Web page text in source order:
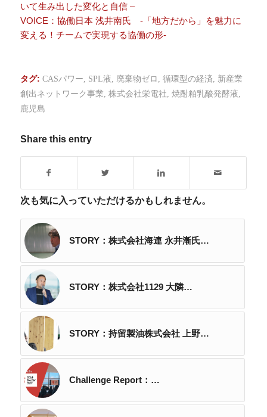
いて生み出した変化と自信 –
VOICE：協働日本 浅井南氏 -「地方だから」を魅力に
変える！チームで実現する協働の形-
タグ: CASパワー, SPL液, 廃棄物ゼロ , 循環型の経済, 新産業
創出ネットワーク事業, 株式会社栄電社, 焼酎粕乳酸発酵液,
鹿児島
Share this entry
次も気に入っていただけるかもしれません。
STORY：株式会社海連 永井漸氏…
STORY：株式会社1129 大隣…
STORY：持留製油株式会社 上野…
Challenge Report：…